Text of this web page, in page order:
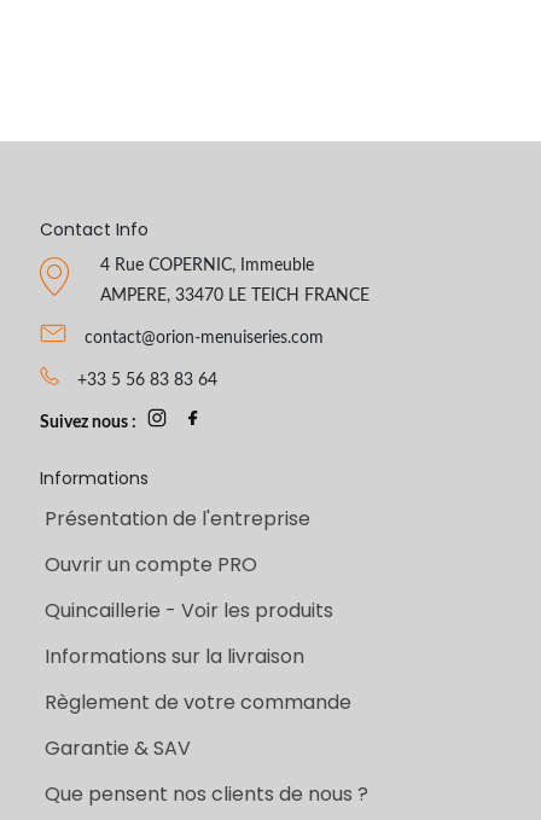
Contact Info
4 Rue COPERNIC, Immeuble
AMPERE, 33470 LE TEICH FRANCE
contact@orion-menuiseries.com
+33 5 56 83 83 64
Suivez nous :
Informations
Présentation de l'entreprise
Ouvrir un compte PRO
Quincaillerie - Voir les produits
Informations sur la livraison
Règlement de votre commande
Garantie & SAV
Que pensent nos clients de nous ?